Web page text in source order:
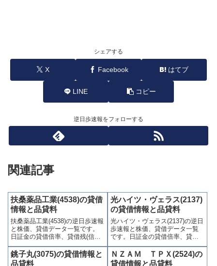
シェアする
X Facebook はてブ
LINE コピー
逆日歩速報をフォローする
関連記事
扶桑薬品工業(4538)の貸借
情報と品貸料
扶桑薬品工業(4538)の逆日歩速報
と株価、貸借データ一覧です。
日証金の貸借倍率、貸借残(信用
買残、信用売残)、品貸料(逆日
歩)、東証の週末残高、規制(注意
喚起・申込停止)など、空売り関
光ハイツ・ヴェラス(2137)
の貸借情報と品貸料
光ハイツ・ヴェラス(2137)の逆日
歩速報と株価、貸借データ一覧
です。日証金の貸借倍率、貸借
残(信用買残、信用売残)、品貸料
(逆日歩)、東証の週末残高、規制
(注意喚起・申込停止)など、空売
銚子丸(3075)の貸借情報と
品貸料
ＮＺＡＭ ＴＰＸ(2524)の
貸借情報と品貸料